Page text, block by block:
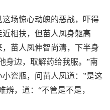
场惊心动魄的恶战，吓得
相扶，但苗人凤身躯高
苗人凤伸智尚清，下半身
身边，取解药给我服。”南
瓷瓶，问苗人凤道：”是这
辨，道：“不管是不是，